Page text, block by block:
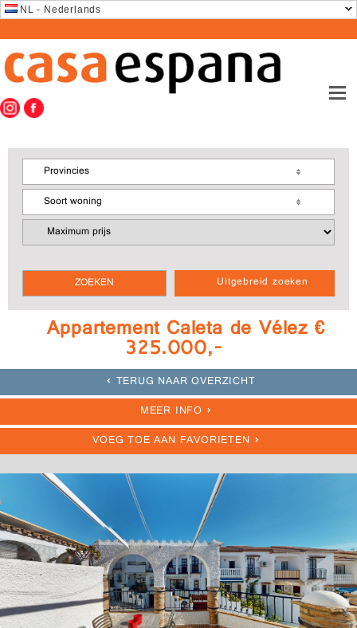
NL - Nederlands
Uitgebreid zoeken
Provincies
Soort woning
Appartement Caleta de Vélez €
325.000,-
TERUG NAAR OVERZICHT
MEER INFO
VOEG TOE AAN FAVORIETEN